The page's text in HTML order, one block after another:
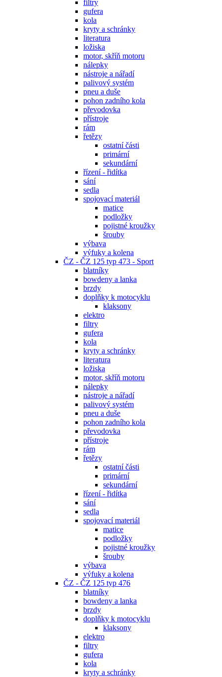
filtry
gufera
kola
kryty a schránky
literatura
ložiska
motor, skříň motoru
nálepky
nástroje a nářadí
palivový systém
pneu a duše
pohon zadního kola
převodovka
přístroje
rám
řetězy
ostatní části
primární
sekundární
řízení - řidítka
sání
sedla
spojovací materiál
matice
podložky
pojistné kroužky
šrouby
výbava
výfuky a kolena
ČZ - ČZ 125 typ 473 - Sport
blatníky
bowdeny a lanka
brzdy
doplňky k motocyklu
klaksony
elektro
filtry
gufera
kola
kryty a schránky
literatura
ložiska
motor, skříň motoru
nálepky
nástroje a nářadí
palivový systém
pneu a duše
pohon zadního kola
převodovka
přístroje
rám
řetězy
ostatní části
primární
sekundární
řízení - řidítka
sání
sedla
spojovací materiál
matice
podložky
pojistné kroužky
šrouby
výbava
výfuky a kolena
ČZ - ČZ 125 typ 476
blatníky
bowdeny a lanka
brzdy
doplňky k motocyklu
klaksony
elektro
filtry
gufera
kola
kryty a schránky